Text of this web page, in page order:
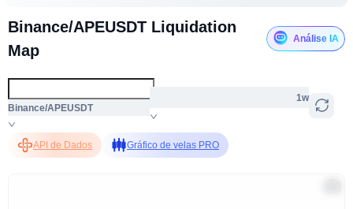
Binance/APEUSDT Liquidation
Map
Análise IA
Binance/APEUSDT
1w
API de Dados Gráfico de velas PRO